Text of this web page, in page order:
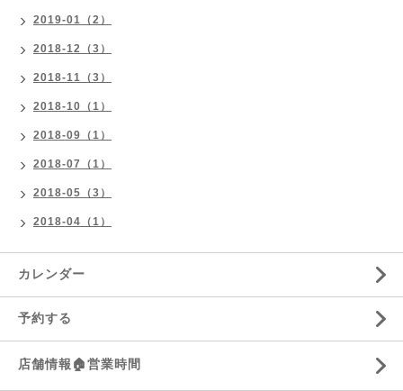
2019-01（2）
2018-12（3）
2018-11（3）
2018-10（1）
2018-09（1）
2018-07（1）
2018-05（3）
2018-04（1）
カレンダー
予約する
店舗情報🏠営業時間